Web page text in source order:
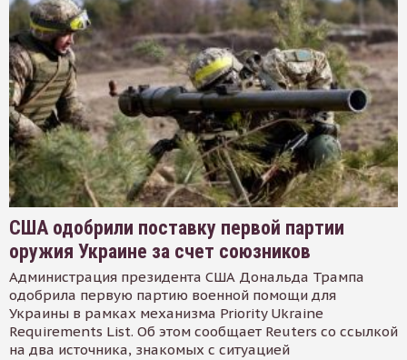
США одобрили поставку первой партии
оружия Украине за счет союзников
Администрация президента США Дональда Трампа
одобрила первую партию военной помощи для
Украины в рамках механизма Priority Ukraine
Requirements List. Об этом сообщает Reuters со ссылкой
на два источника, знакомых с ситуацией